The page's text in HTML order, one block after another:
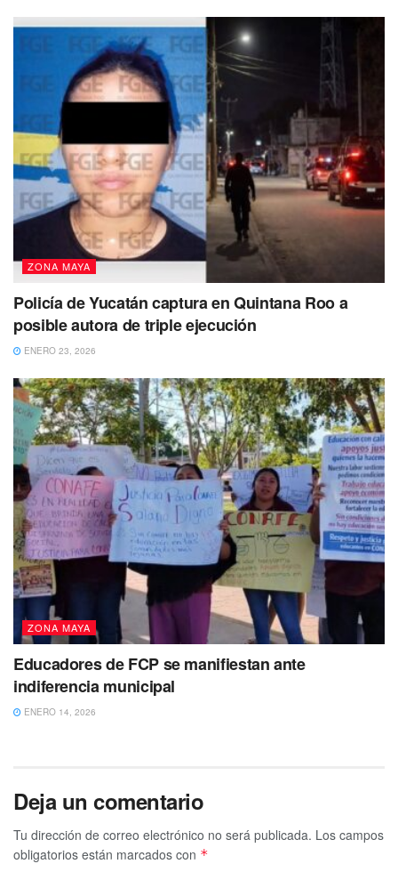
ZONA MAYA
Policía de Yucatán captura en Quintana Roo a
posible autora de triple ejecución
ENERO 23, 2026
ZONA MAYA
Educadores de FCP se manifiestan ante
indiferencia municipal
ENERO 14, 2026
Deja un comentario
Tu dirección de correo electrónico no será publicada. Los campos
obligatorios están marcados con *